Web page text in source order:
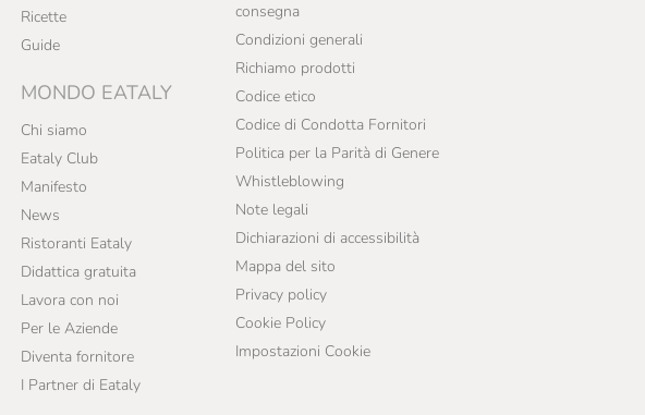
Ricette
Guide
MONDO EATALY
Chi siamo
Eataly Club
Manifesto
News
Ristoranti Eataly
Didattica gratuita
Lavora con noi
Per le Aziende
Diventa fornitore
I Partner di Eataly
consegna
Condizioni generali
Richiamo prodotti
Codice etico
Codice di Condotta Fornitori
Politica per la Parità di Genere
Whistleblowing
Note legali
Dichiarazioni di accessibilità
Mappa del sito
Privacy policy
Cookie Policy
Impostazioni Cookie